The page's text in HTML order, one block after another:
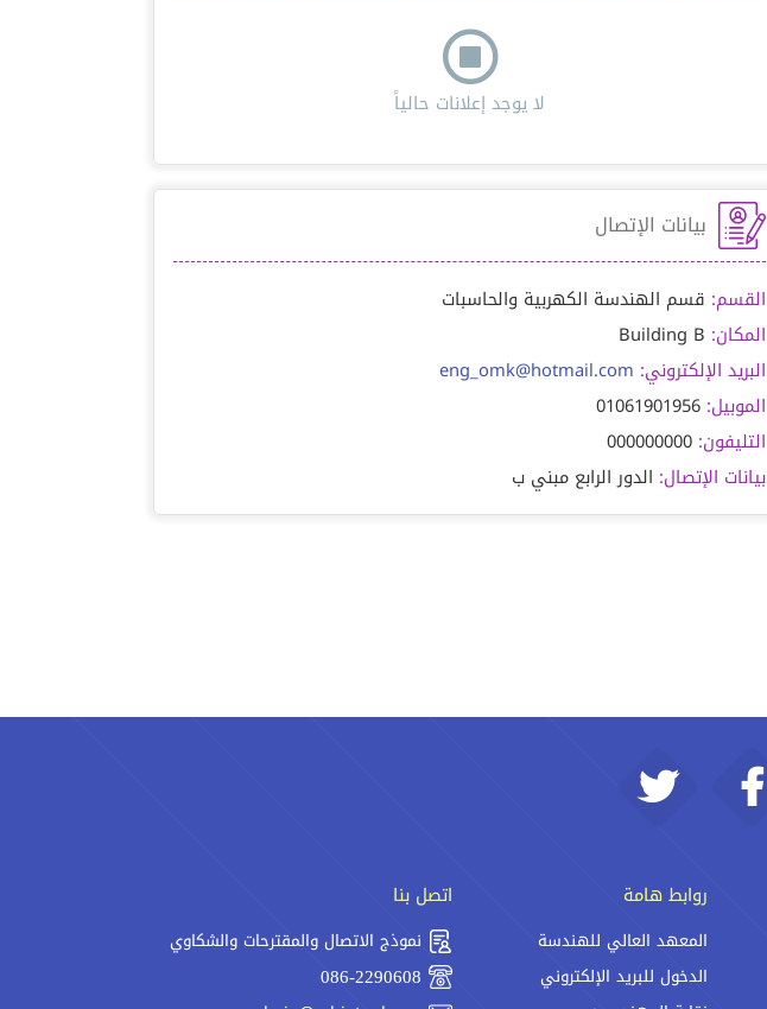
لا يوجد إعلانات حالياً
بيانات الإتصال
القسم: قسم الهندسة الكهربية والحاسبات
المكان: Building B
البريد الإلكتروني: eng_omk@hotmail.com
الموبيل: 01061901956
التليفون: 000000000
بيانات الإتصال: الدور الرابع مبني ب
اتصل بنا
نموذج الاتصال والمقترحات والشكاوي
086-2290608
روابط هامة
المعهد العالي للهندسة
الدخول للبريد الإلكتروني